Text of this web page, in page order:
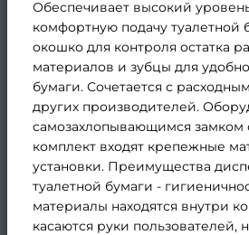
Обеспечивает высокий
комфортную подачу туалетной
окошко для контроля остатка
материалов и зубцы для
бумаги. Сочетается с
других производителей.
самозахлопывающимся замком
комплект входят крепежные
установки. Преимущества
туалетной бумаги -
материалы находятся внутри
касаются руки пользователей,